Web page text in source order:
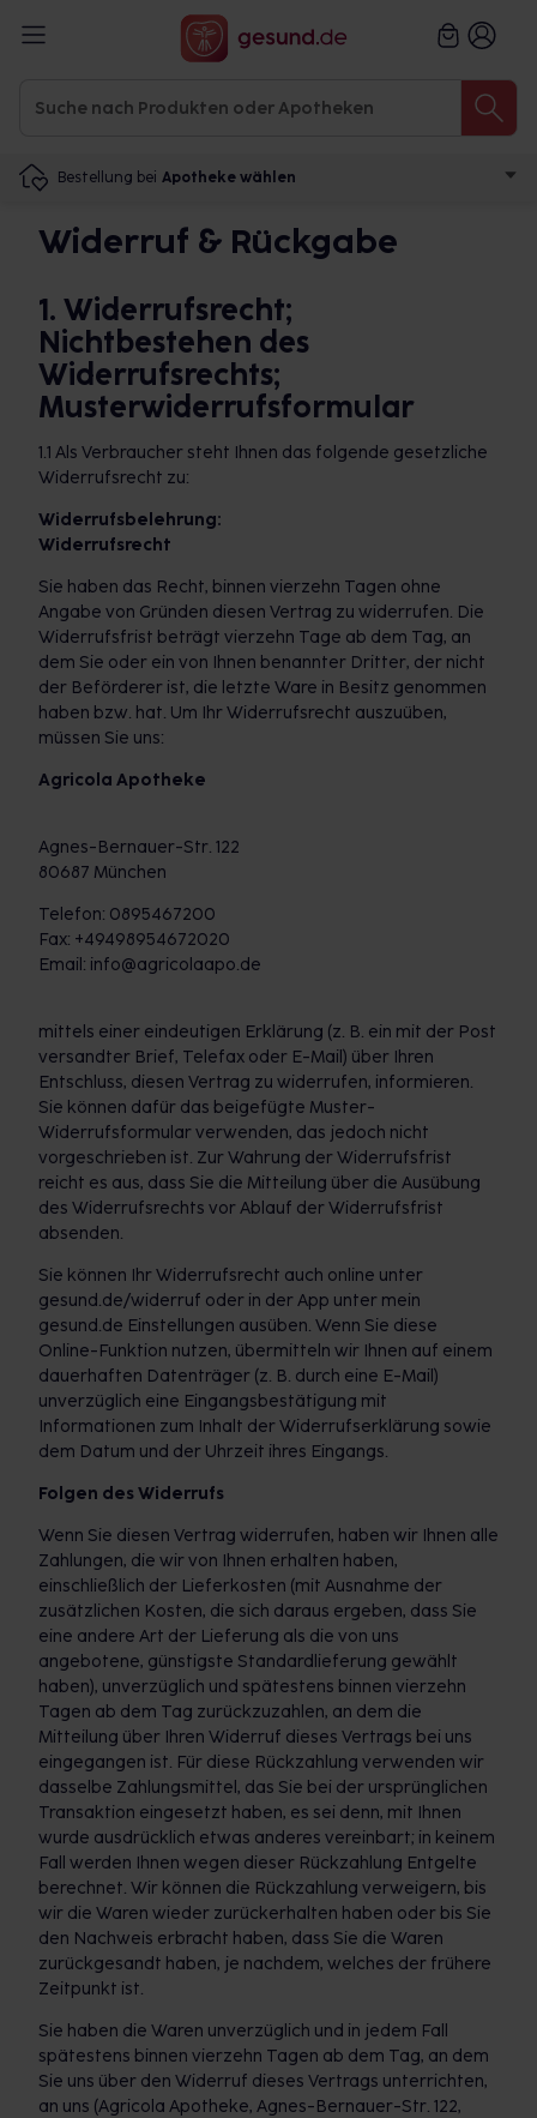
Bestellung bei Apotheke wählen
Widerruf & Rückgabe
1. Widerrufsrecht;
Nichtbestehen des
Widerrufsrechts;
Musterwiderrufsformular
1.1 Als Verbraucher steht Ihnen das folgende gesetzliche
Widerrufsrecht zu:
Widerrufsbelehrung:
Widerrufsrecht
Sie haben das Recht, binnen vierzehn Tagen ohne
Angabe von Gründen diesen Vertrag zu widerrufen. Die
Widerrufsfrist beträgt vierzehn Tage ab dem Tag, an
dem Sie oder ein von Ihnen benannter Dritter, der nicht
der Beförderer ist, die letzte Ware in Besitz genommen
haben bzw. hat. Um Ihr Widerrufsrecht auszuüben,
müssen Sie uns:
Agricola Apotheke
Agnes-Bernauer-Str. 122
80687 München
Telefon: 0895467200
Fax: +49498954672020
Email: info@agricolaapo.de
mittels einer eindeutigen Erklärung (z. B. ein mit der Post
versandter Brief, Telefax oder E-Mail) über Ihren
Entschluss, diesen Vertrag zu widerrufen, informieren.
Sie können dafür das beigefügte Muster-
Widerrufsformular verwenden, das jedoch nicht
vorgeschrieben ist. Zur Wahrung der Widerrufsfrist
reicht es aus, dass Sie die Mitteilung über die Ausübung
des Widerrufsrechts vor Ablauf der Widerrufsfrist
absenden.
Sie können Ihr Widerrufsrecht auch online unter
gesund.de/widerruf oder in der App unter mein
gesund.de Einstellungen ausüben. Wenn Sie diese
Online-Funktion nutzen, übermitteln wir Ihnen auf einem
dauerhaften Datenträger (z. B. durch eine E-Mail)
unverzüglich eine Eingangsbestätigung mit
Informationen zum Inhalt der Widerrufserklärung sowie
dem Datum und der Uhrzeit ihres Eingangs.
Folgen des Widerrufs
Wenn Sie diesen Vertrag widerrufen, haben wir Ihnen alle
Zahlungen, die wir von Ihnen erhalten haben,
einschließlich der Lieferkosten (mit Ausnahme der
zusätzlichen Kosten, die sich daraus ergeben, dass Sie
eine andere Art der Lieferung als die von uns
angebotene, günstigste Standardlieferung gewählt
haben), unverzüglich und spätestens binnen vierzehn
Tagen ab dem Tag zurückzuzahlen, an dem die
Mitteilung über Ihren Widerruf dieses Vertrags bei uns
eingegangen ist. Für diese Rückzahlung verwenden wir
dasselbe Zahlungsmittel, das Sie bei der ursprünglichen
Transaktion eingesetzt haben, es sei denn, mit Ihnen
wurde ausdrücklich etwas anderes vereinbart; in keinem
Fall werden Ihnen wegen dieser Rückzahlung Entgelte
berechnet. Wir können die Rückzahlung verweigern, bis
wir die Waren wieder zurückerhalten haben oder bis Sie
den Nachweis erbracht haben, dass Sie die Waren
zurückgesandt haben, je nachdem, welches der frühere
Zeitpunkt ist.
Sie haben die Waren unverzüglich und in jedem Fall
spätestens binnen vierzehn Tagen ab dem Tag, an dem
Sie uns über den Widerruf dieses Vertrags unterrichten,
an uns (Agricola Apotheke, Agnes-Bernauer-Str. 122,